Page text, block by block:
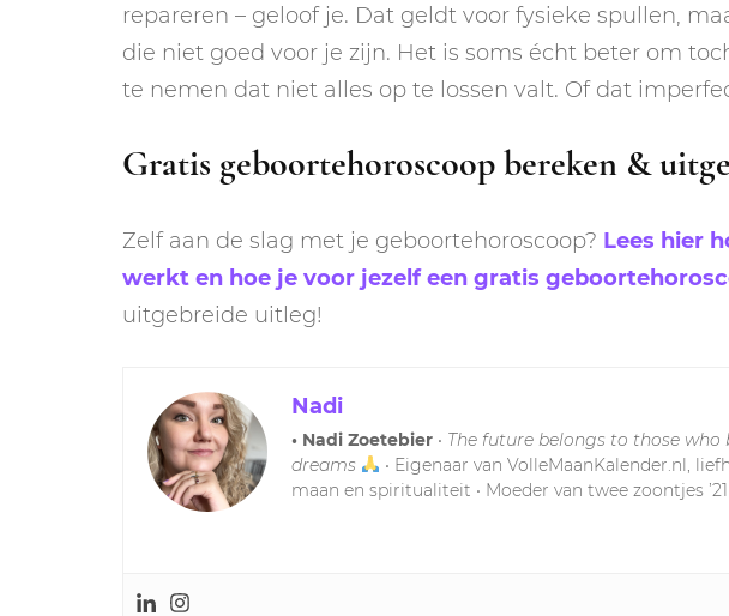
repareren – geloof je. Dat geldt voor fysieke spullen,
die niet goed voor je zijn. Het is soms écht beter om
te nemen dat niet alles op te lossen valt. Of dat
Gratis geboortehoroscoop bereken &
Zelf aan de slag met je geboortehoroscoop? Lees hier
werkt en hoe je voor jezelf een gratis
uitgebreide uitleg!
Nadi
• Nadi Zoetebier • The future belongs to those
dreams
• Eigenaar van VolleMaanKalender.nl,
maan en spiritualiteit • Moeder van twee zoontjes ’21